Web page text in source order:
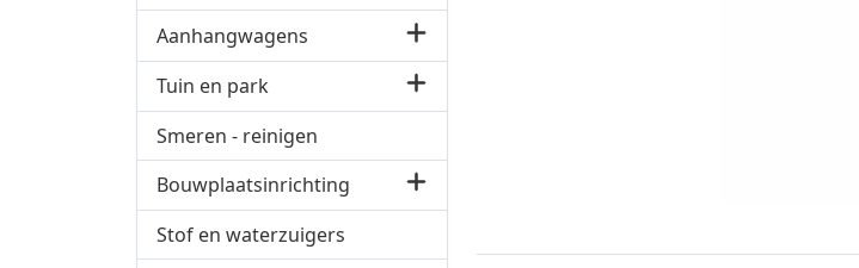
Aanhangwagens
Tuin en park
Smeren - reinigen
Bouwplaatsinrichting
Stof en waterzuigers